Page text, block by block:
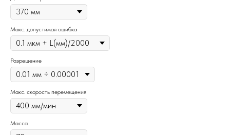
Макс. допустимая ошибка
Разрешение
Макс. скорость перемещения
Масса